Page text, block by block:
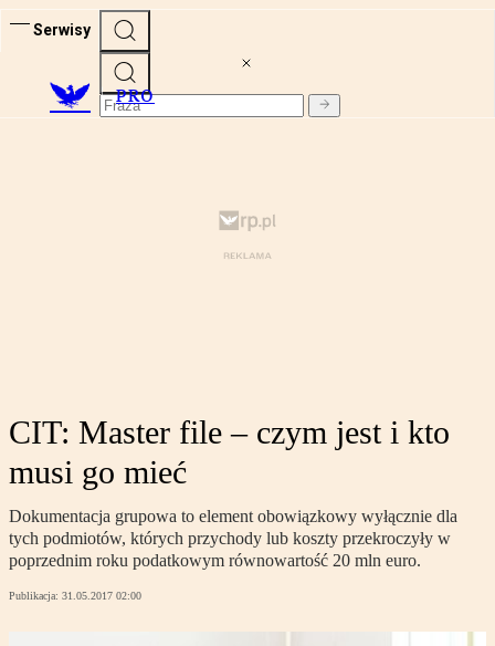
Serwisy
PRO
CIT: Master file – czym jest i kto
musi go mieć
Dokumentacja grupowa to element obowiązkowy wyłącznie dla
tych podmiotów, których przychody lub koszty przekroczyły w
poprzednim roku podatkowym równowartość 20 mln euro.
Publikacja: 31.05.2017 02:00